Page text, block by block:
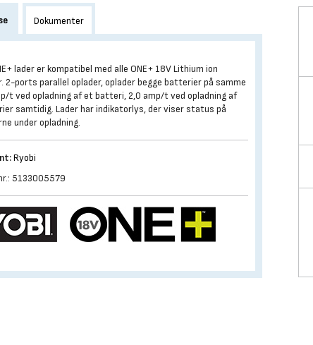
Dokumenter
lader er kompatibel med alle ONE+ 18V Lithium ion
2-ports parallel oplader, oplader begge batterier på samme
t ved opladning af et batteri, 2,0 amp/t ved opladning af
samtidig. Lader har indikatorlys, der viser status på
under opladning.
Ryobi
5133005579